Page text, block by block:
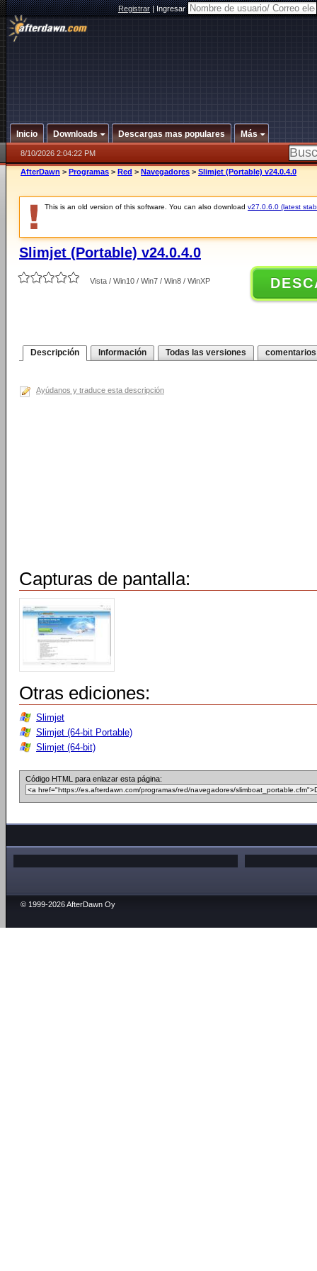
Registrar|Ingresar
Inicio Downloads Descargas mas populares Más
8/10/2026 2:04:22 PM
AfterDawn > Programas > Red > Navegadores > Slimjet (Portable) v24.0.4.0
This is an old version of this software. You can also download v27.0.6.0 (latest
Slimjet (Portable) v24.0.4.0
Vista / Win10 / Win7 / Win8 / WinXP
Descripción Información Todas las versiones comentarios
Ayúdanos y traduce esta descripción
Capturas de pantalla:
Otras ediciones:
Slimjet
Slimjet (64-bit Portable)
Slimjet (64-bit)
Código HTML para enlazar esta página:
© 1999-2026 AfterDawn Oy